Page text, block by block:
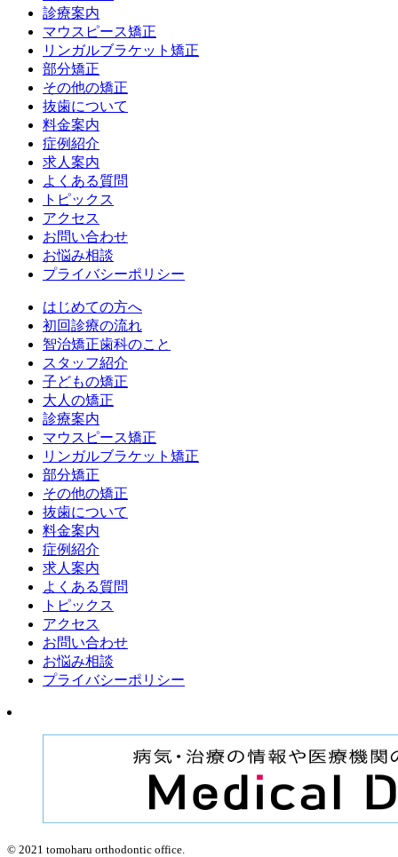
診療案内
マウスピース矯正
リンガルブラケット矯正
部分矯正
その他の矯正
抜歯について
料金案内
症例紹介
求人案内
よくある質問
トピックス
アクセス
お問い合わせ
お悩み相談
プライバシーポリシー
はじめての方へ
初回診療の流れ
智治矯正歯科のこと
スタッフ紹介
子どもの矯正
大人の矯正
診療案内
マウスピース矯正
リンガルブラケット矯正
部分矯正
その他の矯正
抜歯について
料金案内
症例紹介
求人案内
よくある質問
トピックス
アクセス
お問い合わせ
お悩み相談
プライバシーポリシー
© 2021 tomoharu orthodontic office.